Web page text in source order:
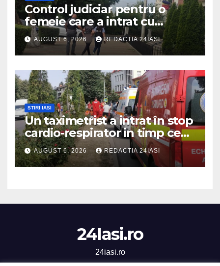
Control judiciar pentru o
femeie care a intrat cu
mașina într-o turmă de oi
AUGUST 6, 2026 REDACTIA 24IASI
STIRI IASI
Un taximetrist a intrat în stop
cardio-respirator in timp ce
se afla la volan
AUGUST 6, 2026 REDACTIA 24IASI
24Iasi.ro
24iasi.ro